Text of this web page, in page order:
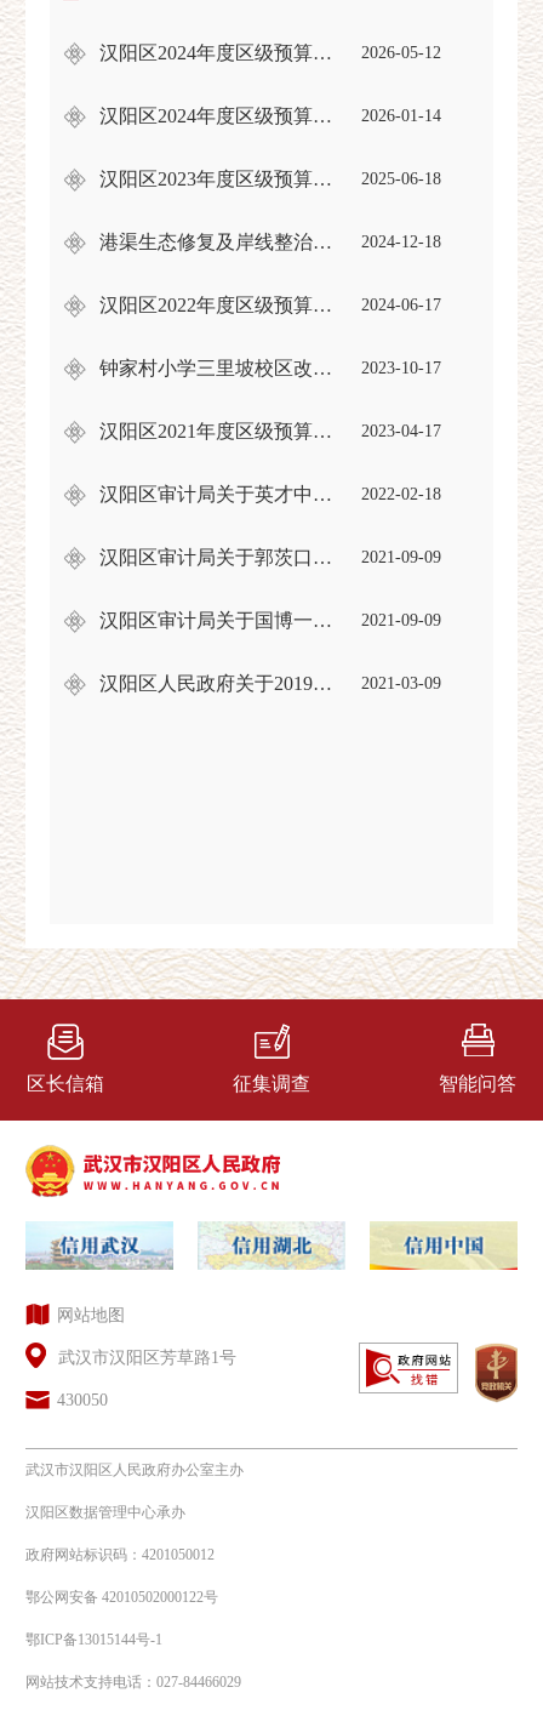
汉阳区2024年度区级预算执行和其他财政收支审计查出问题的整改情况报告 2026-05-12
汉阳区2024年度区级预算执行和其他财政收支的审计工作报告 2026-01-14
汉阳区2023年度区级预算执行和其他财政收支审计结果及问题整改情况的公告 2025-06-18
港渠生态修复及岸线整治工程项目审计报告 2024-12-18
汉阳区2022年度区级预算执行和其他财政收支审计结果及问题整改情况的公告 2024-06-17
钟家村小学三里坡校区改扩建项目跟踪审计报告 2023-10-17
汉阳区2021年度区级预算执行和其他财政收支审计的结果公告 2023-04-17
汉阳区审计局关于英才中学建设项目竣工财务决算的审计结果公告 2022-02-18
汉阳区审计局关于郭茨口小学改扩建项目竣工财务决算的审计结果的公告 2021-09-09
汉阳区审计局关于国博一小建设项目竣工财务决算的审计结果公告 2021-09-09
汉阳区人民政府关于2019年区级预算执行和其他财政收支的审计工作报告 2021-03-09
区长信箱 征集调查 智能问答
网站地图
武汉市汉阳区芳草路1号
430050
武汉市汉阳区人民政府办公室主办
汉阳区数据管理中心承办
政府网站标识码：4201050012
鄂公网安备 42010502000122号
鄂ICP备13015144号-1
网站技术支持电话：027-84466029